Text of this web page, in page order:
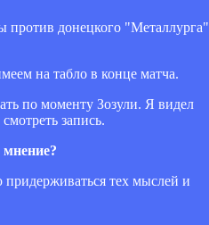
против донецкого "Металлурга"
на табло в конце матча.
по моменту Зозули. Я видел
запись.
тех мыслей и